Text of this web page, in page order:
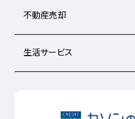
不動産売却
生活サービス